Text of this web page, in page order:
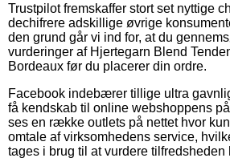
Trustpilot fremskaffer stort set nyttige
dechifrere adskillige øvrige
den grund går vi ind for, at du
vurderinger af Hjertegarn Blend
Bordeaux før du placerer din ordre.
Facebook indebærer tillige ultra
få kendskab til online webshoppens
ses en række outlets på nettet hvor
omtale af virksomhedens service,
tages i brug til at vurdere tilfredsheden